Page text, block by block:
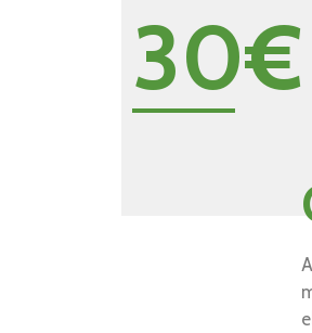
30€